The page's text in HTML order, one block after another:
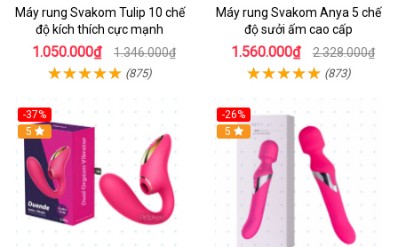
Máy rung Svakom Tulip 10 chế
độ kích thích cực mạnh
1.050.000₫ 1.346.000₫
(875)
Máy rung Svakom Anya 5 chế
độ sưởi ấm cao cấp
1.560.000₫ 2.328.000₫
(873)
-37%
Hot
5
-26%
Hot
5